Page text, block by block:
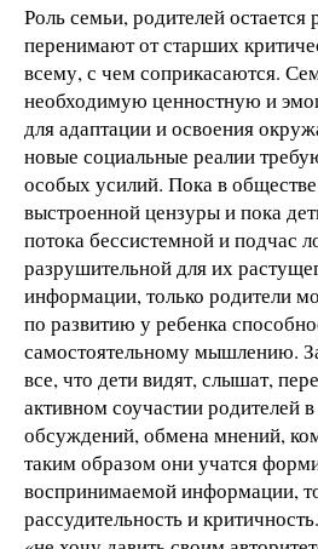
Роль семьи, родителей
перенимают от старших
всему, с чем соприкасаются.
необходимую ценностную и
для адаптации и освоения
новые социальные реалии
особых усилий. Пока в
выстроенной цензуры и пока
потока бессистемной и подчас
разрушительной для их
информации, только родители
по развитию у ребенка
самостоятельному мышлению.
все, что дети видят, слышат,
активном соучастии родителей
обсуждений, обмена мнений,
таким образом они учатся
воспринимаемой информации,
рассудительность и